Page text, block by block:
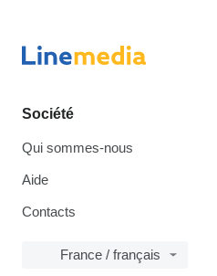
Société
Qui sommes-nous
Aide
Contacts
France / français